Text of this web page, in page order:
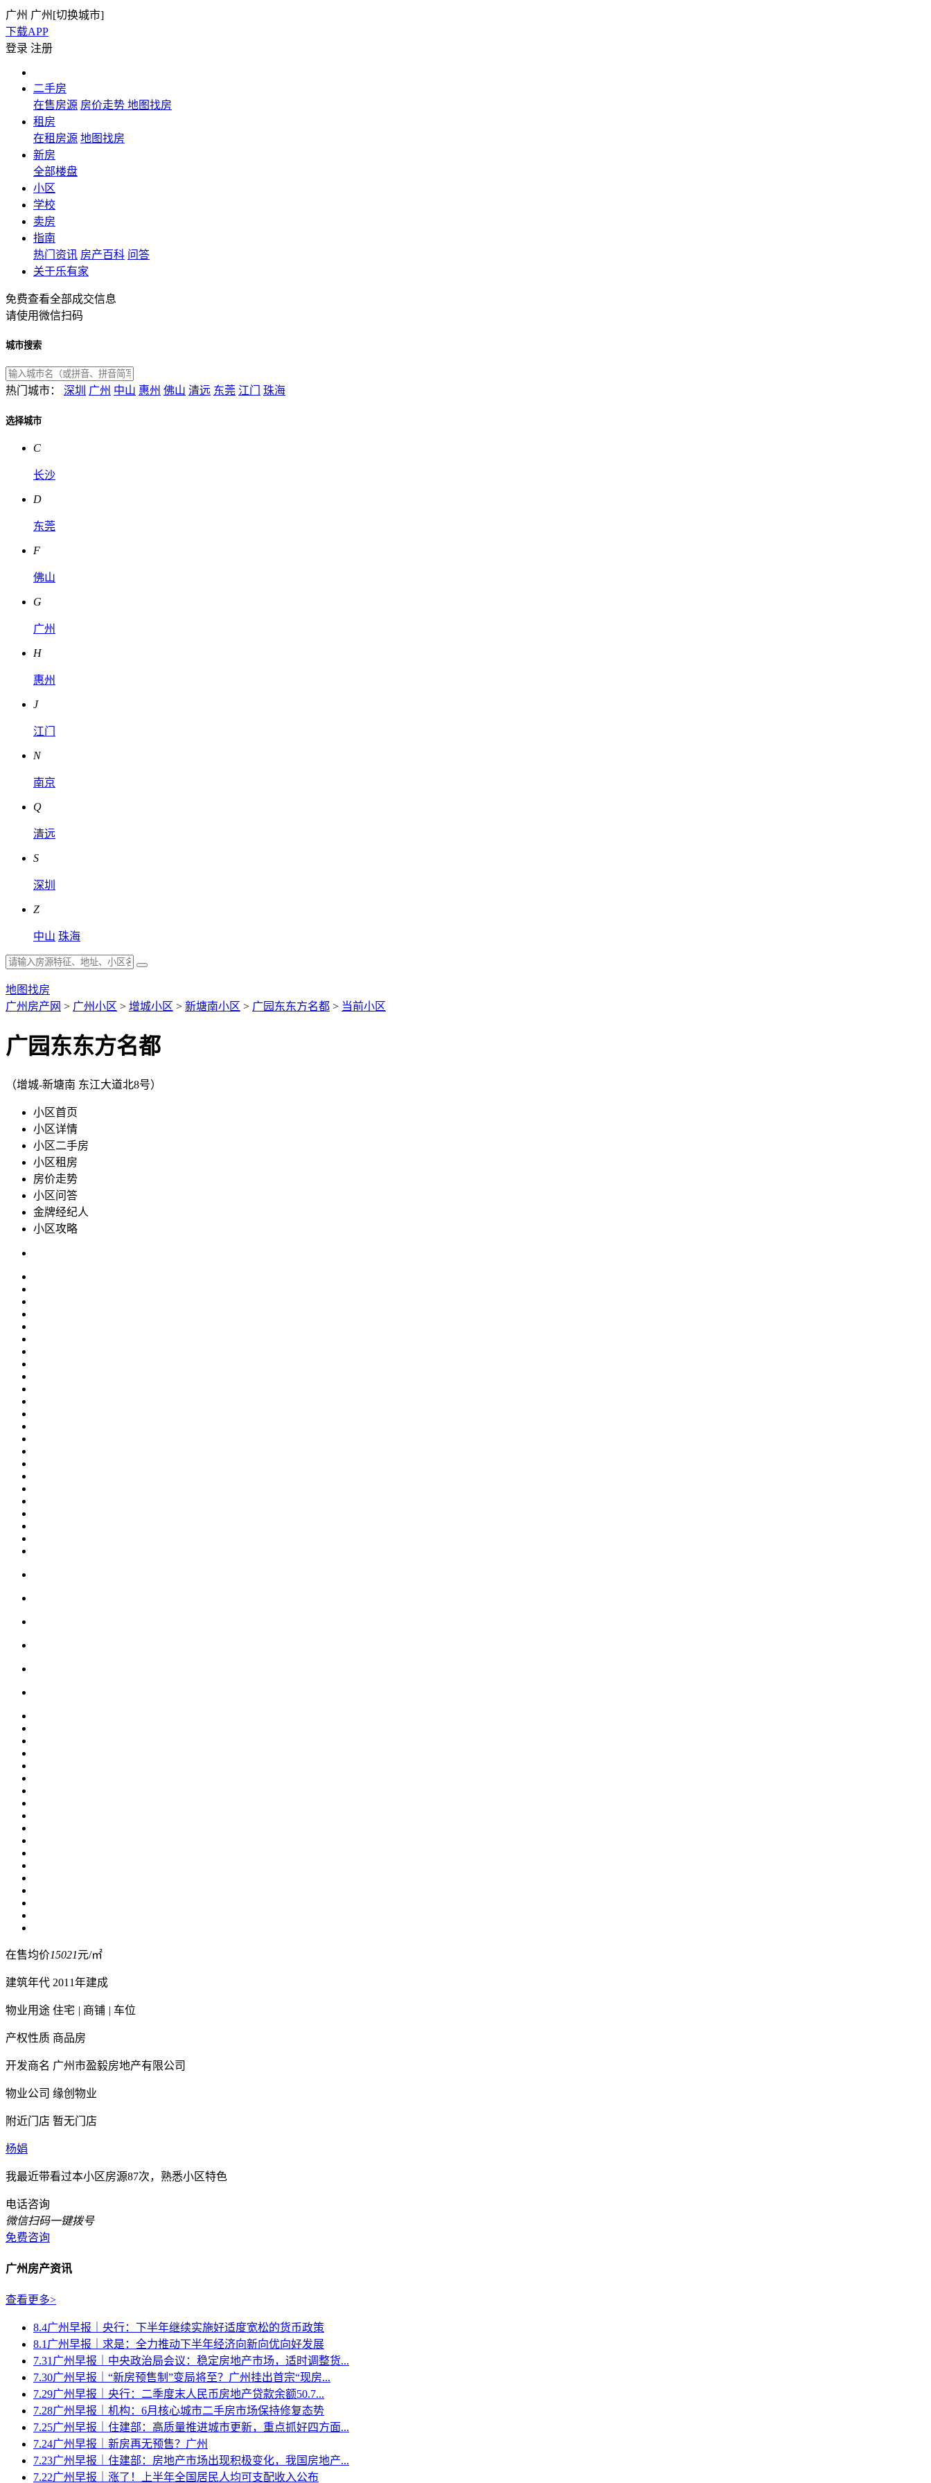
广州 广州[切换城市]
下载APP
登录 注册
二手房
在售房源 房价走势 地图找房
租房
在租房源 地图找房
新房
全部楼盘
小区
学校
卖房
指南
热门资讯 房产百科 问答
关于乐有家
免费查看全部成交信息
请使用微信扫码
城市搜索
热门城市： 深圳 广州 中山 惠州 佛山 清远 东莞 江门 珠海
选择城市
C
长沙
D
东莞
F
佛山
G
广州
H
惠州
J
江门
N
南京
Q
清远
S
深圳
Z
中山 珠海
地图找房
广州房产网 > 广州小区 > 增城小区 > 新塘南小区 > 广园东东方名都 > 当前小区
广园东东方名都
（增城-新塘南 东江大道北8号）
小区首页
小区详情
小区二手房
小区租房
房价走势
小区问答
金牌经纪人
小区攻略
在售均价15021元/㎡
建筑年代 2011年建成
物业用途 住宅 | 商铺 | 车位
产权性质 商品房
开发商名 广州市盈毅房地产有限公司
物业公司 缘创物业
附近门店 暂无门店
杨娟
我最近带看过本小区房源87次，熟悉小区特色
电话咨询
微信扫码一键拨号
免费咨询
广州房产资讯
查看更多>
8.4广州早报｜央行：下半年继续实施好适度宽松的货币政策
8.1广州早报｜求是：全力推动下半年经济向新向优向好发展
7.31广州早报｜中央政治局会议：稳定房地产市场，适时调整货...
7.30广州早报｜“新房预售制”变局将至？广州挂出首宗“现房...
7.29广州早报｜央行：二季度末人民币房地产贷款余额50.7...
7.28广州早报｜机构：6月核心城市二手房市场保持修复态势
7.25广州早报｜住建部：高质量推进城市更新，重点抓好四方面...
7.24广州早报｜新房再无预售？广州
7.23广州早报｜住建部：房地产市场出现积极变化，我国房地产...
7.22广州早报｜涨了！上半年全国居民人均可支配收入公布